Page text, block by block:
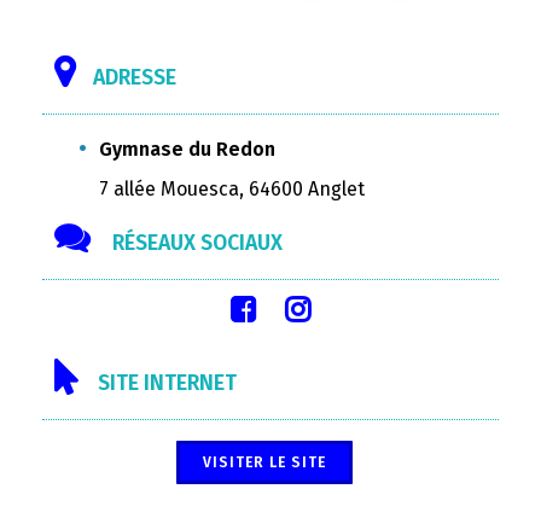
ADRESSE
Gymnase du Redon
7 allée Mouesca, 64600 Anglet
RÉSEAUX SOCIAUX
SITE INTERNET
VISITER LE SITE